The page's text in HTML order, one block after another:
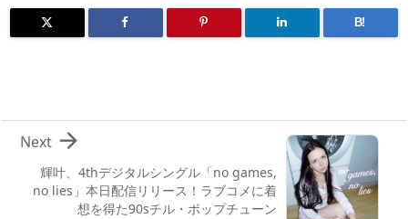
B!
輝叶、4thデジタルシングル「no games,
no lies」本日配信リリース！ラブコメに着
想を得た90sチル・ポップチューン

Next